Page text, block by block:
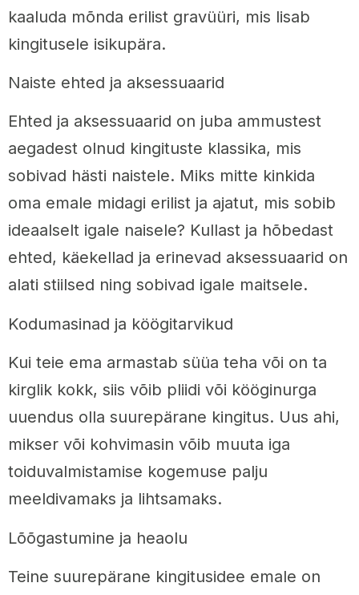
kaaluda mõnda erilist gravüüri, mis lisab
kingitusele isikupära.
Naiste ehted ja aksessuaarid
Ehted ja aksessuaarid on juba ammustest
aegadest olnud kingituste klassika, mis
sobivad hästi naistele. Miks mitte kinkida
oma emale midagi erilist ja ajatut, mis sobib
ideaalselt igale naisele? Kullast ja hõbedast
ehted, käekellad ja erinevad aksessuaarid on
alati stiilsed ning sobivad igale maitsele.
Kodumasinad ja köögitarvikud
Kui teie ema armastab süüa teha või on ta
kirglik kokk, siis võib pliidi või kööginurga
uuendus olla suurepärane kingitus. Uus ahi,
mikser või kohvimasin võib muuta iga
toiduvalmistamise kogemuse palju
meeldivamaks ja lihtsamaks.
Lõõgastumine ja heaolu
Teine suurepärane kingitusidee emale on